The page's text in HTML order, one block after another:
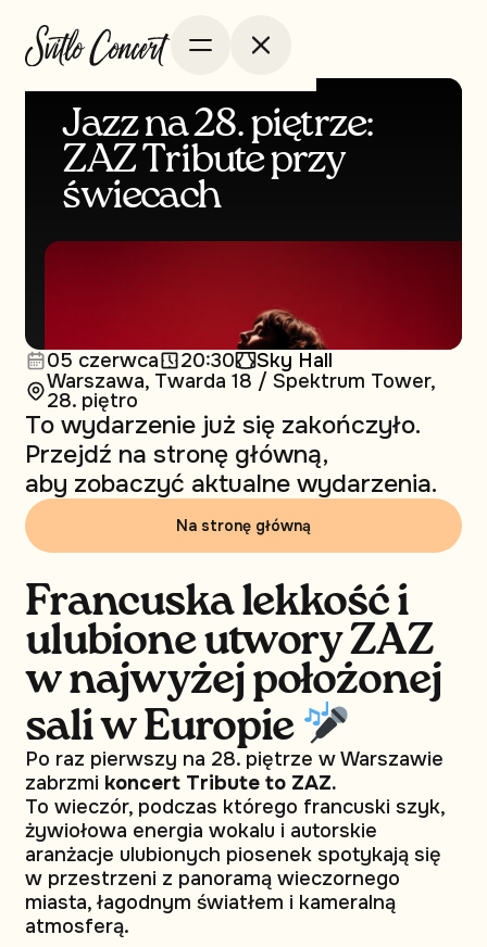
Jazz na 28. piętrze:
ZAZ Tribute przy
świecach
05 czerwca 20:30 Sky Hall
Warszawa, Twarda 18 / Spektrum Tower,
28. piętro
To wydarzenie już się zakończyło.
Przejdź na stronę główną,
aby zobaczyć aktualne wydarzenia.
Na stronę główną
Francuska lekkość i
ulubione utwory ZAZ
w najwyżej położonej
sali w Europie
Po raz pierwszy na 28. piętrze w Warszawie
zabrzmi koncert Tribute to ZAZ.
To wieczór, podczas którego francuski szyk,
żywiołowa energia wokalu i autorskie
aranżacje ulubionych piosenek spotykają się
w przestrzeni z panoramą wieczornego
miasta, łagodnym światłem i kameralną
atmosferą.